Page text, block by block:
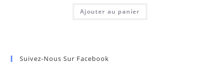
Ajouter au panier
Suivez-Nous Sur Facebook